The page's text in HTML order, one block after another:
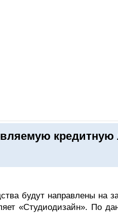
будут направлены на
«Студиодизайн». По